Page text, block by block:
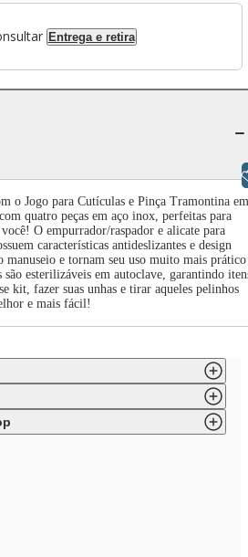
Entrega e retira
o Jogo para Cutículas e Pinça Tramontina em
quatro peças em aço inox, perfeitas para
O empurrador/raspador e alicate para
características antideslizantes e design
e tornam seu uso muito mais prático
são esterilizáveis em autoclave, garantindo
kit, fazer suas unhas e tirar aqueles pelinhos
e mais fácil!